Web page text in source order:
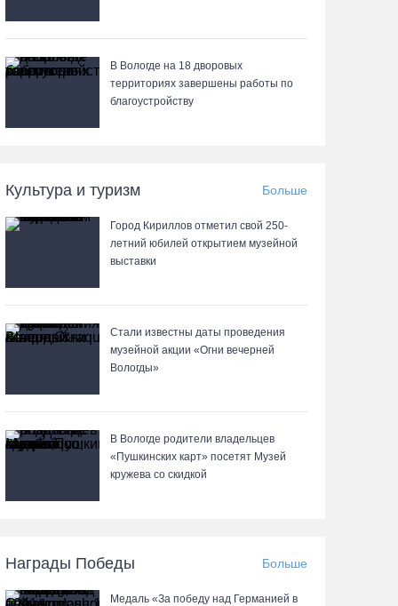
Вологжане смогут сводить родителей в музей
Китая со скидкой по Пушкинской карте
06.08.26 / 15:39
Четверых вологжан осудили за попытку
распространения 2,5 кг наркотиков
День физкультурника в Вологде отметят
общегородской зарядкой и марафоном
Корпоративный кредитный портфель
Сбербанка в СЗФО достиг 2,29 трлн рублей за
первое полугодие 2026 года
празднованию Дня физкультурника
06.08.26 / 14:43
В Вологде на 18 дворовых
территориях завершены работы по
благоустройству
Культура и туризм Больше
Город Кириллов отметил свой 250-
летний юбилей открытием музейной
выставки
Стали известны даты проведения
музейной акции «Огни вечерней
Вологды»
В Вологде родители владельцев
«Пушкинских карт» посетят Музей
кружева со скидкой
Награды Победы Больше
Медаль «За победу над Германией в